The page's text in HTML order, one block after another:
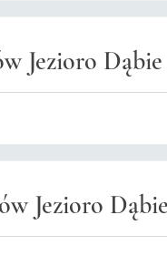
Jezioro Dąbie
Jezioro